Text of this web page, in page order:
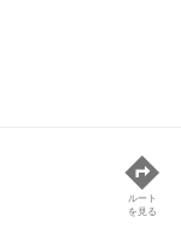
ルート
を見る